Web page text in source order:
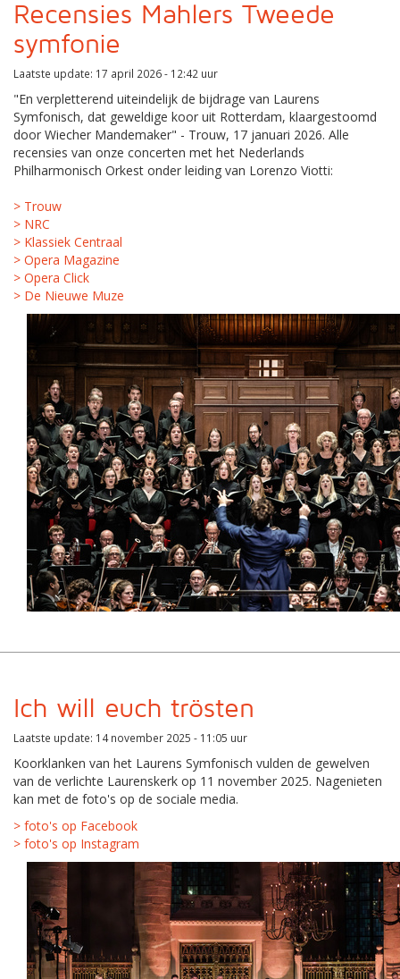
Recensies Mahlers Tweede
symfonie
Laatste update: 17 april 2026 - 12:42 uur
"En verpletterend uiteindelijk de bijdrage van Laurens
Symfonisch, dat geweldige koor uit Rotterdam, klaargestoomd
door Wiecher Mandemaker" - Trouw, 17 januari 2026. Alle
recensies van onze concerten met het Nederlands
Philharmonisch Orkest onder leiding van Lorenzo Viotti:
> Trouw
> NRC
> Klassiek Centraal
> Opera Magazine
> Opera Click
> De Nieuwe Muze
Ich will euch trösten
Laatste update: 14 november 2025 - 11:05 uur
Koorklanken van het Laurens Symfonisch vulden de gewelven
van de verlichte Laurenskerk op 11 november 2025. Nagenieten
kan met de foto's op de sociale media.
> foto's op Facebook
> foto's op Instagram